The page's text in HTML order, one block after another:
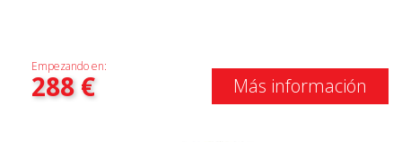
Empezando en:
288€ Más información